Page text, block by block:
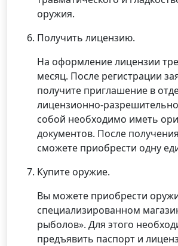
оружия.
Получить лицензию.
На оформление лицензии
месяц. После регистрации
получите приглашение в
лицензионно-
собой необходимо иметь
документов. После
сможете приобрести одну
Купите оружие.
Вы можете приобрести
специализированном
рыболов». Для этого
предъявить паспорт и